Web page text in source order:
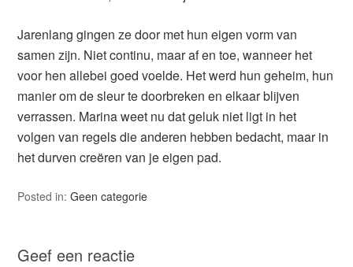
Jarenlang gingen ze door met hun eigen vorm van
samen zijn. Niet continu, maar af en toe, wanneer het
voor hen allebei goed voelde. Het werd hun geheim, hun
manier om de sleur te doorbreken en elkaar blijven
verrassen. Marina weet nu dat geluk niet ligt in het
volgen van regels die anderen hebben bedacht, maar in
het durven creëren van je eigen pad.
Posted in:Geen categorie
Geef een reactie